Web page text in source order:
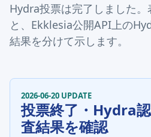
Hydra投票は完了しました
と、Ekklesia公開API上の
結果を分けて示します。
2026-06-20 UPDATE
投票終了・Hydra
査結果を確認